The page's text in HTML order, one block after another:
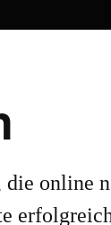
die online